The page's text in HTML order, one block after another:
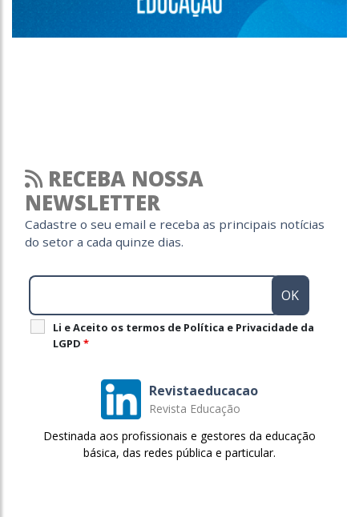
RECEBA NOSSA
NEWSLETTER
Cadastre o seu email e receba as principais notícias
do setor a cada quinze dias.
Li e Aceito os termos de Política e Privacidade da
LGPD *
Revistaeducacao
Revista Educação
Destinada aos profissionais e gestores da educação
básica, das redes pública e particular.